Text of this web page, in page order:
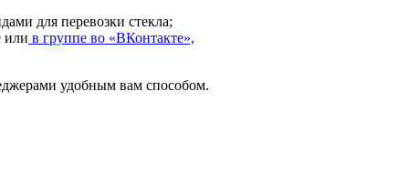
для перевозки стекла;
или в группе во «ВКонтакте»,
удобным вам способом.